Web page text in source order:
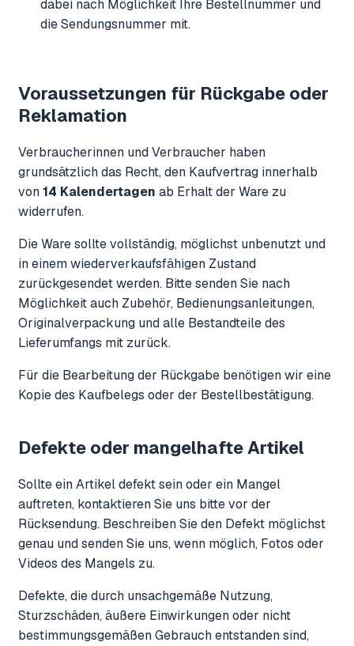
dabei nach Möglichkeit Ihre Bestellnummer und
die Sendungsnummer mit.
Voraussetzungen für Rückgabe oder
Reklamation
Verbraucherinnen und Verbraucher haben
grundsätzlich das Recht, den Kaufvertrag innerhalb
von14 Kalendertagen ab Erhalt der Ware zu
widerrufen.
Die Ware sollte vollständig, möglichst unbenutzt und
in einem wiederverkaufsfähigen Zustand
zurückgesendet werden. Bitte senden Sie nach
Möglichkeit auch Zubehör, Bedienungsanleitungen,
Originalverpackung und alle Bestandteile des
Lieferumfangs mit zurück.
Für die Bearbeitung der Rückgabe benötigen wir eine
Kopie des Kaufbelegs oder der Bestellbestätigung.
Defekte oder mangelhafte Artikel
Sollte ein Artikel defekt sein oder ein Mangel
auftreten, kontaktieren Sie uns bitte vor der
Rücksendung. Beschreiben Sie den Defekt möglichst
genau und senden Sie uns, wenn möglich, Fotos oder
Videos des Mangels zu.
Defekte, die durch unsachgemäße Nutzung,
Sturzschäden, äußere Einwirkungen oder nicht
bestimmungsgemäßen Gebrauch entstanden sind,